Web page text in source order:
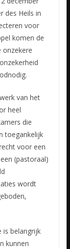
des Heils in
voor
komen de
onzekere
van het
heel
die
toegankelijk
voor een
(pastoraal)
wordt
is belangrijk
kunnen